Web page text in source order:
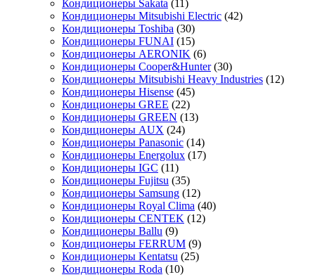
Кондиционеры Sakata (11)
Кондиционеры Mitsubishi Electric (42)
Кондиционеры Toshiba (30)
Кондиционеры FUNAI (15)
Кондиционеры AERONIK (6)
Кондиционеры Cooper&Hunter (30)
Кондиционеры Mitsubishi Heavy Industries (12)
Кондиционеры Hisense (45)
Кондиционеры GREE (22)
Кондиционеры GREEN (13)
Кондиционеры AUX (24)
Кондиционеры Panasonic (14)
Кондиционеры Energolux (17)
Кондиционеры IGC (11)
Кондиционеры Fujitsu (35)
Кондиционеры Samsung (12)
Кондиционеры Royal Clima (40)
Кондиционеры CENTEK (12)
Кондиционеры Ballu (9)
Кондиционеры FERRUM (9)
Кондиционеры Kentatsu (25)
Кондиционеры Roda (10)